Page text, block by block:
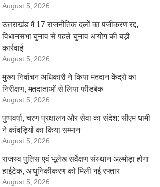
August 5, 2026
उत्तराखंड में 17 राजनीतिक दलों का पंजीकरण रद्द,
विधानसभा चुनाव से पहले चुनाव आयोग की बड़ी
कार्रवाई
August 5, 2026
मुख्य निर्वाचन अधिकारी ने किया मतदान केंद्रों का
निरीक्षण, मतदाताओं से लिया फीडबैक
August 5, 2026
पुष्पवर्षा, चरण प्रक्षालन और सेवा का संदेश: सीएम धामी
ने कांवड़ियों का किया सम्मान
August 5, 2026
राजस्व पुलिस एवं भूलेख सर्वेक्षण संस्थान अल्मोड़ा होगा
हाईटेक, आधुनिकीकरण को मिली नई रफ्तार
August 5, 2026